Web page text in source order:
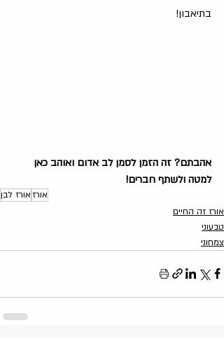
בתיאבון!
אהבתם? זה הזמן לסמן לב אדום ואוהב כאן
למטה ולשתף חברים!
אורזאורז לבן
אורז זה החיים
טבעוני
צמחוני